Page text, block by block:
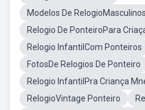
Modelos De
Relogio De PonteiroPara
Relogio InfantilCom Ponteiros
FotosDe Relogios De Ponteiro
Relogio InfantilPra Criança
RelogioVintage Ponteiro